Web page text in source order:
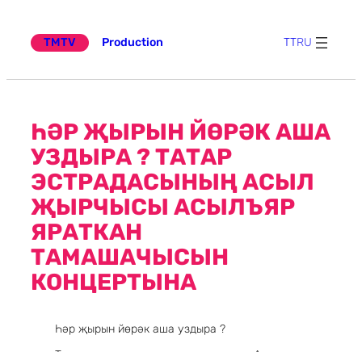
TMTV
Production TTRU
ҺӘР ҖЫРЫН ЙӨРӘК АША
УЗДЫРА ? ТАТАР
ЭСТРАДАСЫНЫҢ АСЫЛ
ҖЫРЧЫСЫ АСЫЛЪЯР
ЯРАТКАН
ТАМАШАЧЫСЫН
КОНЦЕРТЫНА
Һәр җырын йөрәк аша уздыра ?